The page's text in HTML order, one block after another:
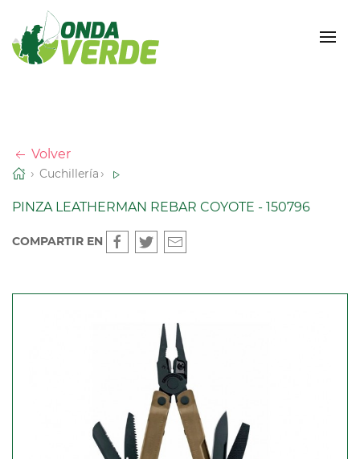
Volver
Cuchillería
PINZA LEATHERMAN REBAR COYOTE - 150796
COMPARTIR EN